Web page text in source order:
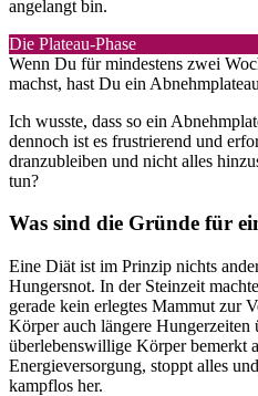
angelangt bin.
Die Plateau-Phase
Wenn Du für mindestens zwei
machst, hast Du ein
Ich wusste, dass so ein
dennoch ist es frustrierend und
dranzubleiben und nicht alles
tun?
Was sind die Gründe für
Eine Diät ist im Prinzip nichts
Hungersnot. In der Steinzeit
gerade kein erlegtes Mammut zur
Körper auch längere Hungerzeiten
überlebenswillige Körper bemerkt
Energieversorgung, stoppt alles
kampflos her.